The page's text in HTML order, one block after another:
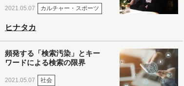
2021.05.07 カルチャー・スポーツ
ヒナタカ
頻発する「検索汚染」とキー
ワードによる検索の限界
2021.05.07 社会